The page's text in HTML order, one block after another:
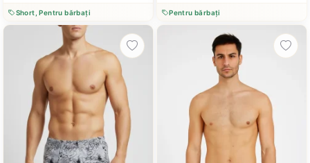
Short, Pentru bărbați Pentru bărbați